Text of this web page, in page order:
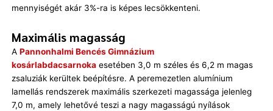
mennyiségét akár 3%-ra is képes lecsökkenteni.
Maximális magasság
A Pannonhalmi Bencés Gimnázium
kosárlabdacsarnokaesetében 3,0 m széles és 6,2 m magas
zsaluziák kerültek beépítésre. A peremezetlen alumínium
lamellás rendszerek maximális szerkezeti magassága jelenleg
7,0 m, amely lehetővé teszi a nagy magasságú nyílások